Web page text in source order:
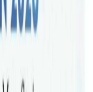
कोठाको संरचनामा ४
भनिनेछ ।
बैठकले यस्ता क्लोज
जे भएपनि संक्रमण
नियम पारित गरेको हो